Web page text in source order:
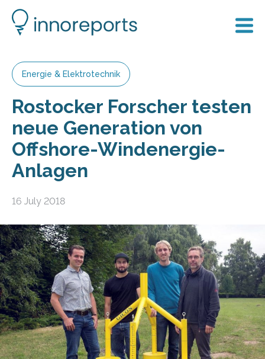
Energie & Elektrotechnik
Rostocker Forscher testen
neue Generation von
Offshore-Windenergie-
Anlagen
16 July 2018